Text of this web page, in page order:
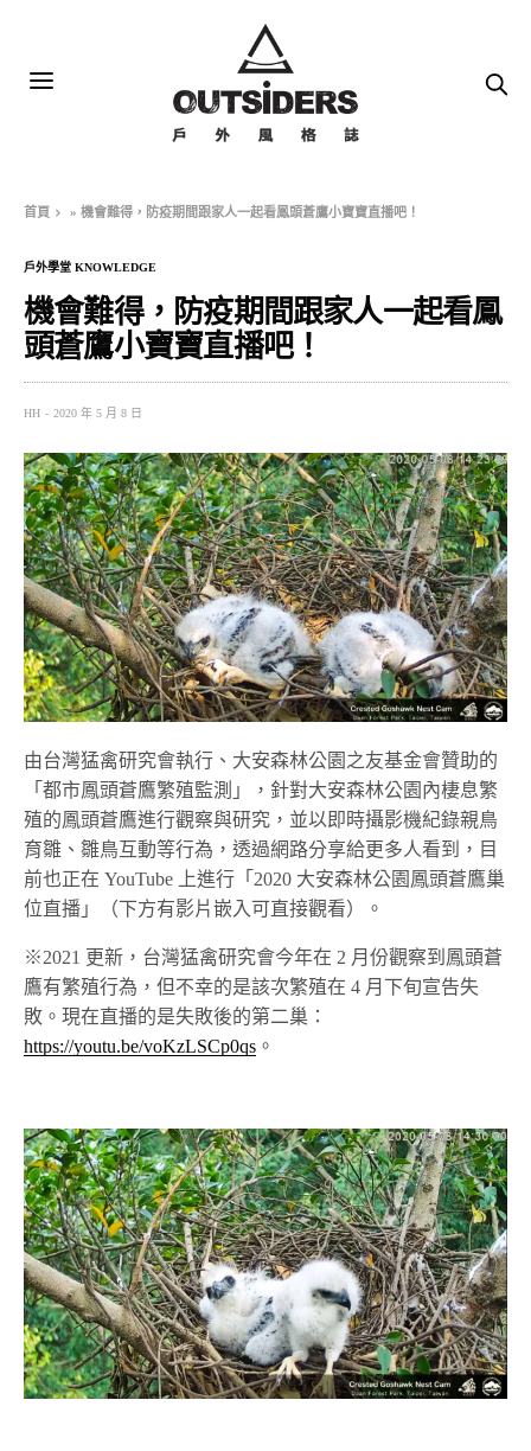
首頁 »機會難得，防疫期間跟家人一起看鳳頭蒼鷹小寶寶直播吧！
戶外學堂 KNOWLEDGE
機會難得，防疫期間跟家人一起看鳳
頭蒼鷹小寶寶直播吧！
HH 2020 年 5 月 8 日
由台灣猛禽研究會執行、大安森林公園之友基金會贊助的
「都市鳳頭蒼鷹繁殖監測」，針對大安森林公園內棲息繁
殖的鳳頭蒼鷹進行觀察與研究，並以即時攝影機紀錄親鳥
育雛、雛鳥互動等行為，透過網路分享給更多人看到，目
前也正在 YouTube 上進行「2020 大安森林公園鳳頭蒼鷹巢
位直播」（下方有影片嵌入可直接觀看）。
※2021 更新，台灣猛禽研究會今年在 2 月份觀察到鳳頭蒼
鷹有繁殖行為，但不幸的是該次繁殖在 4 月下旬宣告失
敗。現在直播的是失敗後的第二巢：
https://youtu.be/voKzLSCp0qs 。